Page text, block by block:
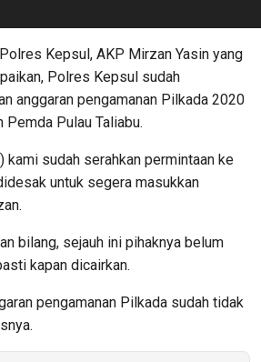
Kepsul, AKP Mirzan Yasin yang
Polres Kepsul sudah
anggaran pengamanan Pilkada 2020
Pulau Taliabu.
kami sudah serahkan permintaan ke
untuk segera masukkan
bilang, sejauh ini pihaknya belum
kapan dicairkan.
pengamanan Pilkada sudah tidak